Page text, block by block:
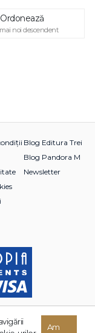
Ordonează
noi descendent
Blog Editura Trei
Blog Pandora M
Newsletter
rezervate.
Am